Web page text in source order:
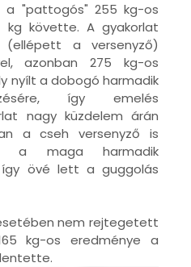
a "pattogós" 255 kg-os
kg követte. A gyakorlat
a versenyző)
azonban 275 kg-os
nyílt a dobogó harmadik
így emelés
nagy küzdelem árán
a cseh versenyző is
a maga harmadik
övé lett a guggolás
nem rejtegetett
kg-os eredménye a